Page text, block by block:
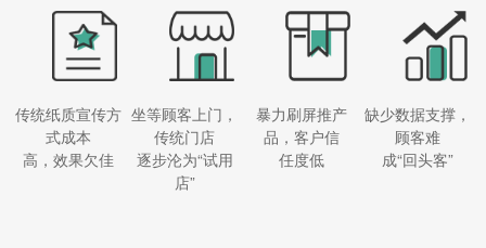
传统纸质宣传方
式成本
高，效果欠佳
坐等顾客上门，
传统门店
逐步沦为“试用
店”
暴力刷屏推产
品，客户信
任度低
缺少数据支撑，
顾客难
成“回头客”